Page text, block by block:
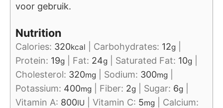
voor gebruik.
Nutrition
Calories: 320kcal Carbohydrates: 12g
Protein: 19g Fat: 24g Saturated Fat: 10g
Cholesterol: 320mg Sodium: 300mg
Potassium: 400mg Fiber: 2g Sugar: 6g
Vitamin A: 800IU Vitamin C: 5mg
Calcium: